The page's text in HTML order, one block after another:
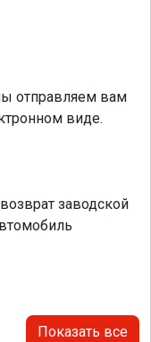
отправляем вам
виде.
заводской
Показать все